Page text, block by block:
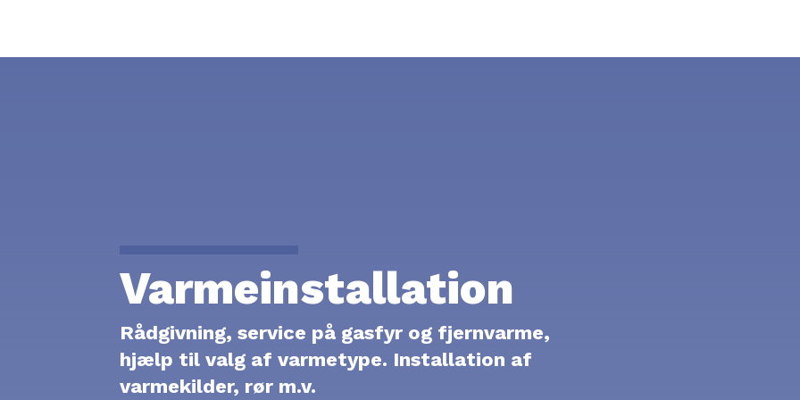
Varmeinstallation
Rådgivning, service på gasfyr og fjernvarme,
hjælp til valg af varmetype. Installation af
varmekilder, rør m.v.